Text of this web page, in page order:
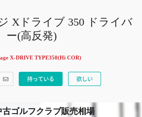
Xドライブ 350 ドライバ
ー(高反発)
X-DRIVE TYPE350(Hi COR)
持っている 欲しい
古ゴルフクラブ販売相場